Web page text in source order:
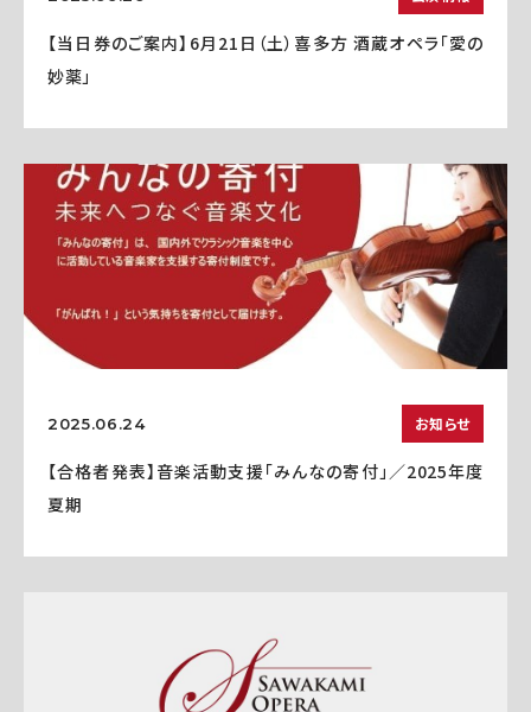
【当日券のご案内】6月21日（土）喜多方 酒蔵オペラ「愛の
妙薬」
2025.06.24 お知らせ
【合格者発表】音楽活動支援「みんなの寄付」／2025年度
夏期